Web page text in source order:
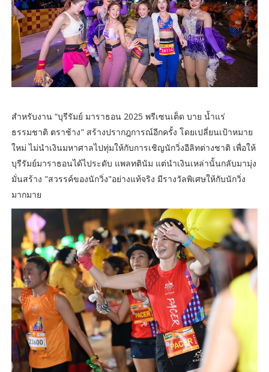
สำหรับงาน “บุรีรัมย์ มาราธอน 2025 พรีเซนเต็ด บาย น้ำแร่
ธรรมชาติ ตราช้าง" สร้างปรากฎการณ์อีกครั้ง โดยเปลี่ยนเป้าหมาย
ใหม่ ไม่นำเงินมหาศาลไปทุ่มให้กับการเชิญนักวิ่งอีลิทต่างชาติ เพื่อให้
บุรีรัมย์มาราธอนได้ไประดับ แพลทตินัม แต่นำเงินเหล่านั้นกลับมามุ่ง
มั่นสร้าง "สวรรค์ของนักวิ่ง"อย่างแท้จริง มีรางวัลพิเศษให้กับนักวิ่ง
มากมาย